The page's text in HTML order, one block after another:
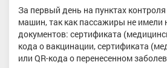
За первый день на пунктах
машин, так как пассажиры не
документов: сертификата
кода о вакцинации, сертификата
или QR-кода о перенесенном